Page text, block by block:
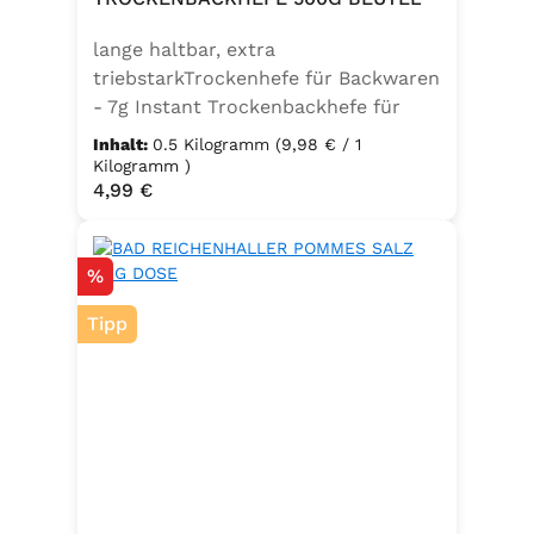
Sellerie enthalten.
lange haltbar, extra
triebstarkTrockenhefe für Backwaren
- 7g Instant Trockenbackhefe für
500g Weizenmehl, entspricht 25g
FrischhefeZutaten: Trockenbackhefe,
Emulgator Sorbitanmonostearat
Inhalt: 0.5 Kilogramm (9,98 € / 1
Kilogramm )
Regulärer Preis:
4,99 €
Rabatt
%
Tipp